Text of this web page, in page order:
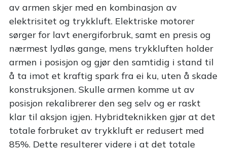
av armen skjer med en kombinasjon av
elektrisitet og trykkluft. Elektriske motorer
sørger for lavt energiforbruk, samt en presis og
nærmest lydløs gange, mens trykkluften holder
armen i posisjon og gjør den samtidig i stand til
å ta imot et kraftig spark fra ei ku, uten å skade
konstruksjonen. Skulle armen komme ut av
posisjon rekalibrerer den seg selv og er raskt
klar til aksjon igjen. Hybridteknikken gjør at det
totale forbruket av trykkluft er redusert med
85%. Dette resulterer videre i at det totale